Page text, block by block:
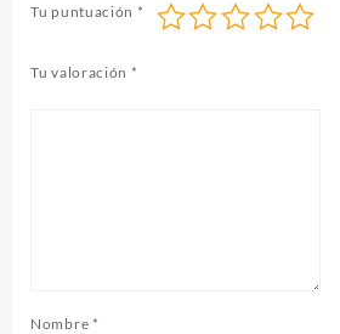
Tu puntuación *
Tu valoración *
Nombre *